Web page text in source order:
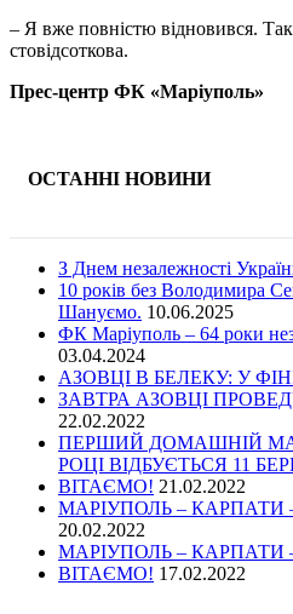
– Я вже повністю відновився.
стовідсоткова.
Прес-центр ФК «Маріуполь»
ОСТАННІ НОВИНИ
З Днем незалежності
10 років без Володимира
Шануємо. 10.06.2025
ФК Маріуполь – 64 роки
03.04.2024
АЗОВЦІ В БЕЛЕКУ: У
ЗАВТРА АЗОВЦІ
22.02.2022
ПЕРШИЙ ДОМАШНІЙ
РОЦІ ВІДБУЄТЬСЯ 11
ВІТАЄМО! 21.02.2022
МАРІУПОЛЬ – КАРПАТИ
20.02.2022
МАРІУПОЛЬ – КАРПАТИ
ВІТАЄМО! 17.02.2022